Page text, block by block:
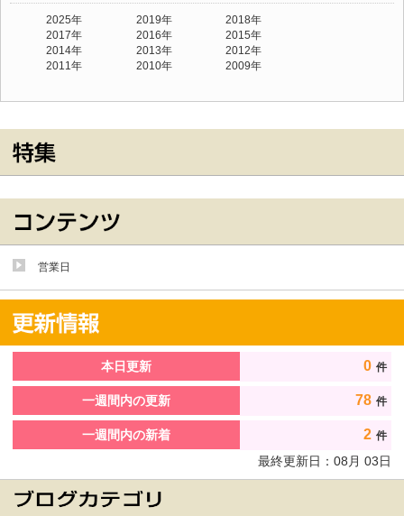
2025年 2019年
2018年
2017年
2016年
2015年
2014年
2013年
2012年
2011年
2010年 2009年
営業日
本日更新 0 件
一週間内の更新 78 件
一週間内の新着 2 件
最終更新日： 08月 03日